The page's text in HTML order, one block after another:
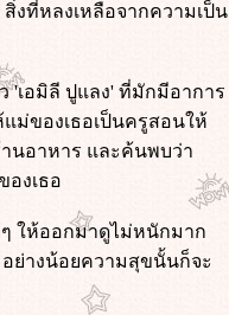
สิ่งที่หลงเหลือจากความเป็น
'เอมิลี ปูแลง' ที่มักมีอาการ
ม่ของเธอเป็นครูสอนให้
นอาหาร และค้นพบว่า
งเธอ
ๆ ให้ออกมาดูไม่หนักมาก
ย่างน้อยความสุขนั้นก็จะ